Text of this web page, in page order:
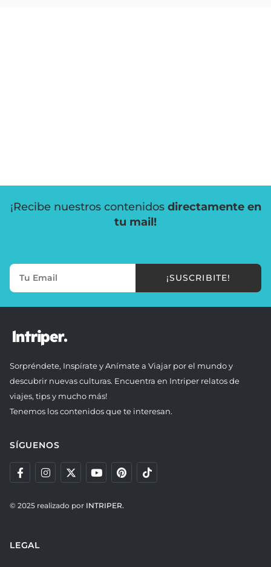
¡Recibe nuestros contenidos directamente en
tu mail!
¡SUSCRIBITE!
Sorpréndete, Inspírate y Anímate a Viajar por el mundo y
descubrir nuevas culturas. Encuentra en Intriper relatos de
viajes, tips y mucho más!
Tenemos los contenidos que te interesan.
SÍGUENOS
© 2025 realizado por INTRIPER.
LEGAL